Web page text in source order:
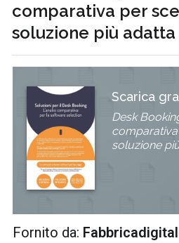
comparativa per
soluzione più adatta
Scarica
Desk
soluzione
Fornito da: